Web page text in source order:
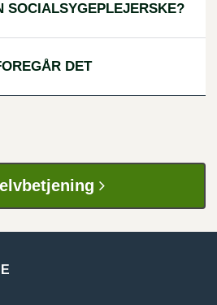
SOCIALSYGEPLEJERSKE?
DET